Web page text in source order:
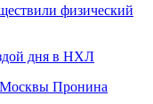
физический
дня в НХЛ
Пронина